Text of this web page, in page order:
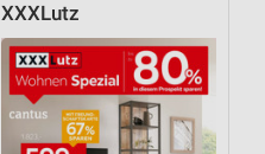
XXXLutz